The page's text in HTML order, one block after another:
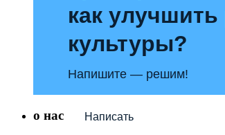
как
культуры?
Напишите — решим!
Написать
о нас